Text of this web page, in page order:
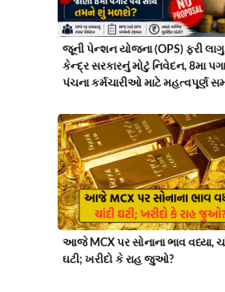
જૂની પેન્શન યોજના (OPS) ફરી
કેન્દ્ર સરકારનું મોટું નિવેદન, 8મા
પંચના કર્મચારીઓ માટે મહત્વપૂર્ણ
આજે MCX પર સોનાના ભાવ વધ્યા,
ઘટી; ખરીદો કે રાહ જુઓ?